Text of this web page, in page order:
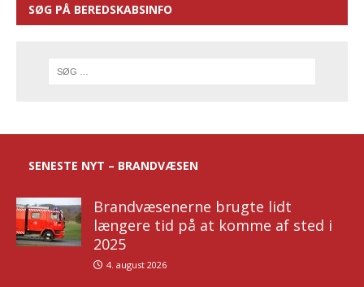
SØG PÅ BEREDSKABSINFO
SENESTE NYT – BRANDVÆSEN
Brandvæsenerne brugte lidt
længere tid på at komme af sted i
2025
4. august 2026